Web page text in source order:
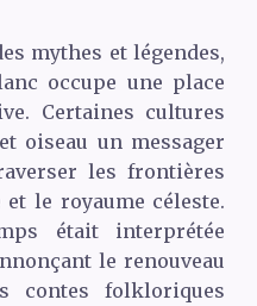
mythes et légendes,
occupe une place
Certaines cultures
oiseau un messager
les frontières
le royaume céleste.
était interprétée
le renouveau
contes folkloriques